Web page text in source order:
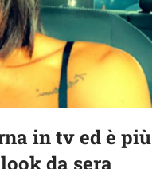
in tv ed è più
da sera